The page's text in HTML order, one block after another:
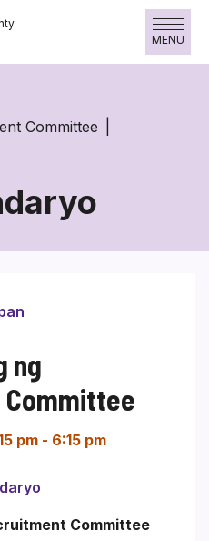
MENU
Committee
ng
pm - 6:15 pm
Committee